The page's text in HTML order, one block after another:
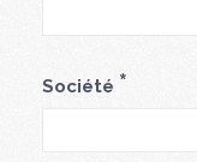
Société *